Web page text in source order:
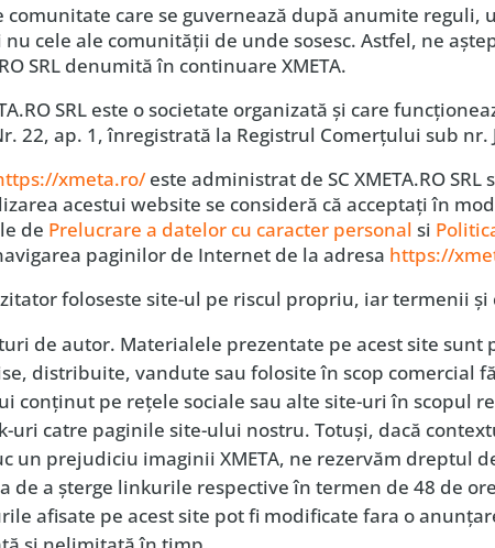
comunitate care se guvernează după anumite
nu cele ale comunităţii de unde sosesc. Astfel, ne
SRL denumită în continuare XMETA.
SRL este o societate organizată și care
22, ap. 1, înregistrată la Registrul Comerțului sub
xmeta.ro/este administrat de SC XMETA.RO
acestui website se consideră că acceptaţi în
de Prelucrare a datelor cu caracter personalsi
paginilor de Internet de la adresa https://
foloseste site-ul pe riscul propriu, iar termenii
de autor. Materialele prezentate pe acest site
distribuite, vandute sau folosite în scop comercial
conţinut pe reţele sociale sau alte site-uri în scopul
uri catre paginile site-ului nostru. Totuşi, dacă
un prejudiciu imaginii XMETA, ne rezervăm
de a şterge linkurile respective în termen de 48 de
afisate pe acest site pot fi modificate fara o